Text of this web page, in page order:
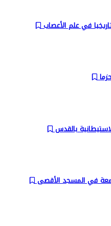
في علم الأعصاب
بالقدس
في المسجد الأقصى